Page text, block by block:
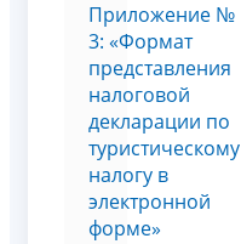
Приложение №
3: «Формат
представления
налоговой
декларации по
туристическому
налогу в
электронной
форме»